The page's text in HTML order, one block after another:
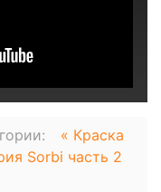
« Краска
Sorbi часть 2